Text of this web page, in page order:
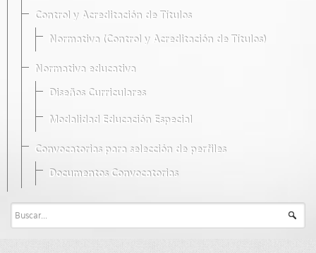
Control y Acreditación de Títulos
Normativa (Control y Acreditación de Títulos)
Normativa educativa
Diseños Curriculares
Modalidad Educación Especial
Convocatorias para selección de perfiles
Documentos Convocatorias